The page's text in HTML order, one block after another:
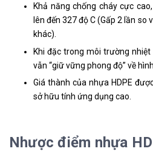
Khả năng chống cháy cực
lên đến 327 độ C (Gấp 2 lần
khác).
Khi đặc trong môi trường nhiệt
vẫn “giữ vững phong độ” về
Giá thành của nhựa HDPE
sở hữu tính ứng dụng cao.
Nhược điểm nhựa